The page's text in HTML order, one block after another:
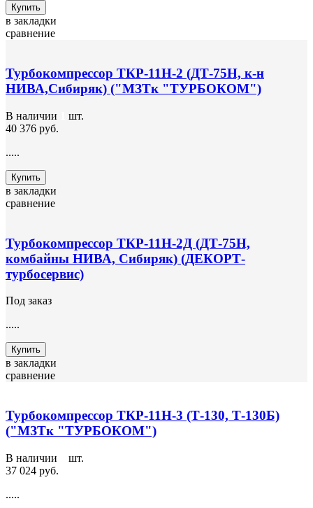
Купить
в закладки
сравнение
Турбокомпрессор ТКР-11Н-2 (ДТ-75Н, к-н
НИВА,Сибиряк) ("МЗТк "ТУРБОКОМ")
В наличии
шт.
40 376 руб.
.....
Купить
в закладки
сравнение
Турбокомпрессор ТКР-11Н-2Д (ДТ-75Н,
комбайны НИВА, Сибиряк) (ДЕКОРТ-
турбосервис)
Под заказ
.....
Купить
в закладки
сравнение
Турбокомпрессор ТКР-11Н-3 (Т-130, Т-130Б)
("МЗТк "ТУРБОКОМ")
В наличии
шт.
37 024 руб.
.....